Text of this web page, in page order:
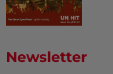
Newsletter